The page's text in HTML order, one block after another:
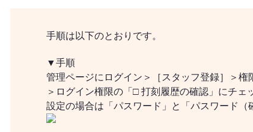
手順は以下のとおりです。
▼手順
管理ページにログイン＞［スタッフ登録］＞権
＞ログイン権限の「□ 打刻履歴の確認」にチェ
設定の場合は「パスワード」と「パスワード（